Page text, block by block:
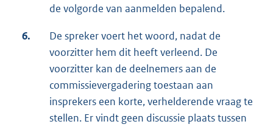
de volgorde van aanmelden bepalend.
6.
De spreker voert het woord, nadat de
voorzitter hem dit heeft verleend. De
voorzitter kan de deelnemers aan de
commissievergadering toestaan aan
insprekers een korte, verhelderende vraag te
stellen. Er vindt geen discussie plaats tussen